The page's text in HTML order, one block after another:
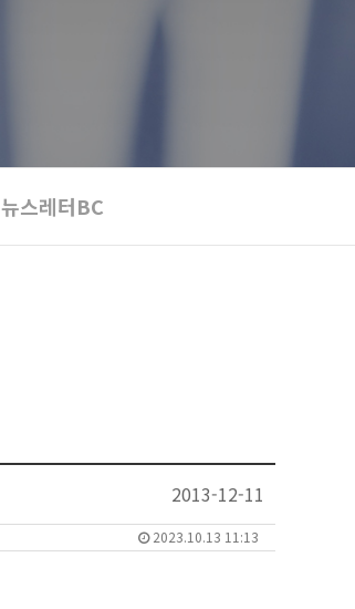
뉴스레터BC
2013-12-11
2023.10.13 11:13